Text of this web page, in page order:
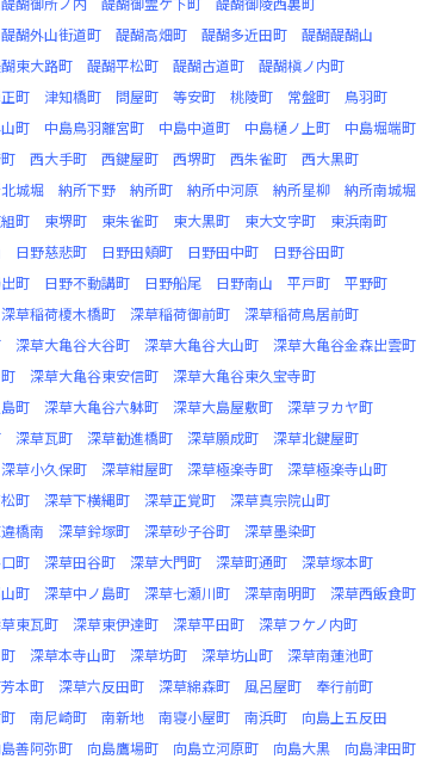
醍醐外山街道町 醍醐高畑町 醍醐多近田町
醍醐醍醐山
東大路町 醍醐平松町 醍醐古道町
醍醐槇ノ内町
町 津知橋町 問屋町 等安町 桃陵町 常盤町
鳥羽町
町 中島鳥羽離宮町 中島中道町 中島樋ノ上町
中島堀端町
西大手町 西鍵屋町 西堺町 西朱雀町
西大黒町
城堀 納所下野 納所町 納所中河原 納所星柳
納所南城堀
町 東堺町 東朱雀町 東大黒町 東大文字町
東浜南町
日野慈悲町 日野田頬町 日野田中町
日野谷田町
町 日野不動講町 日野船尾 日野南山 平戸町
平野町
深草稲荷榎木橋町 深草稲荷御前町
深草稲荷鳥居前町
深草大亀谷大谷町 深草大亀谷大山町
深草大亀谷金森出雲町
深草大亀谷東安信町
深草大亀谷東久宝寺町
町 深草大亀谷六躰町 深草大島屋敷町
深草ヲカヤ町
深草瓦町 深草勧進橋町 深草願成町
深草北鍵屋町
深草小久保町 深草紺屋町 深草極楽寺町
深草極楽寺山町
町 深草下横縄町 深草正覚町
深草真宗院山町
橋南 深草鈴塚町 深草砂子谷町
深草墨染町
町 深草田谷町 深草大門町 深草町通町
深草塚本町
町 深草中ノ島町 深草七瀬川町 深草南明町
深草西飯食町
東瓦町 深草東伊達町 深草平田町
深草フケノ内町
深草本寺山町 深草坊町 深草坊山町
深草南蓮池町
本町 深草六反田町 深草綿森町 風呂屋町
奉行前町
南尼崎町 南新地 南寝小屋町 南浜町
向島上五反田
善阿弥町 向島鷹場町 向島立河原町 向島大黒
向島津田町